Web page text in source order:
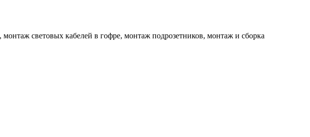
световых кабелей в гофре, монтаж подрозетников, монтаж и сборка